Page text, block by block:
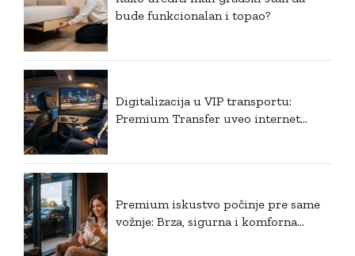
bude funkcionalan i topao?
Digitalizacija u VIP transportu:
Premium Transfer uveo internet
Premium iskustvo počinje pre same
vožnje: Brza, sigurna i komforna